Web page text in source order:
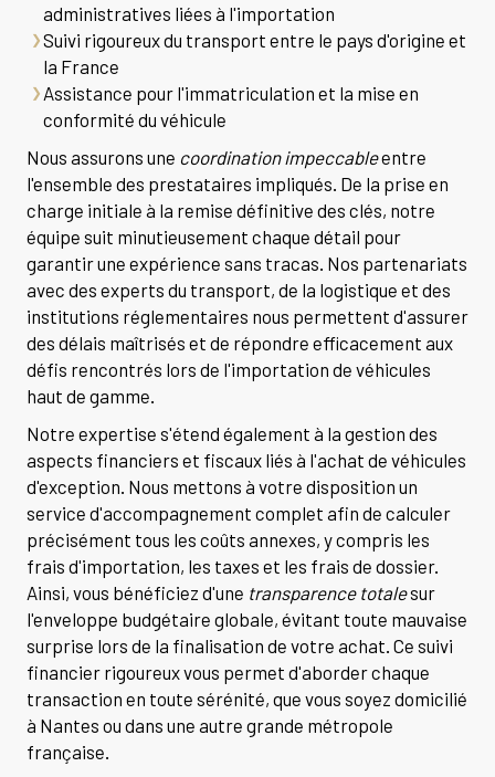
administratives liées à l'importation
Suivi rigoureux du transport entre le pays d'origine et
la France
Assistance pour l'immatriculation et la mise en
conformité du véhicule
Nous assurons une coordination impeccableentre
l'ensemble des prestataires impliqués. De la prise en
charge initiale à la remise définitive des clés, notre
équipe suit minutieusement chaque détail pour
garantir une expérience sans tracas. Nos partenariats
avec des experts du transport, de la logistique et des
institutions réglementaires nous permettent d'assurer
des délais maîtrisés et de répondre efficacement aux
défis rencontrés lors de l'importation de véhicules
haut de gamme.
Notre expertise s'étend également à la gestion des
aspects financiers et fiscaux liés à l'achat de véhicules
d'exception. Nous mettons à votre disposition un
service d'accompagnement complet afin de calculer
précisément tous les coûts annexes, y compris les
frais d'importation, les taxes et les frais de dossier.
Ainsi, vous bénéficiez d'une transparence totalesur
l'enveloppe budgétaire globale, évitant toute mauvaise
surprise lors de la finalisation de votre achat. Ce suivi
financier rigoureux vous permet d'aborder chaque
transaction en toute sérénité, que vous soyez domicilié
à Nantes ou dans une autre grande métropole
française.